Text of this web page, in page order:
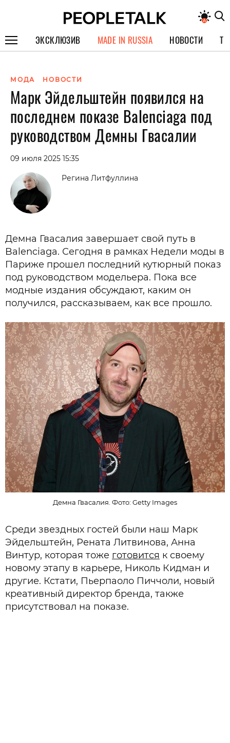
ЭКСКЛЮЗИВ
СПЕЦПРОЕКТЫ
ИНТЕРВЬЮ
ПОКОЛЕНИЕ
MADE IN RUSSIA НОВОСТИ
МОДА НОВОСТИ
Марк Эйдельштейн появился на
последнем показе Balenciaga под
руководством Демны Гвасалии
09 июля 2025 15:35
Регина Литфуллина
Демна Гвасалия завершает свой путь в
Balenciaga. Сегодня в рамках Недели моды в
Париже прошел последний кутюрный показ
под руководством модельера. Пока все
модные издания обсуждают, каким он
получился, рассказываем, как все прошло.
Демна Гвасалия. Фото: Getty Images
Среди звездных гостей были наш Марк
Эйдельштейн, Рената Литвинова, Анна
Винтур, которая тоже готовится к своему
новому этапу в карьере, Николь Кидман и
другие. Кстати, Пьерпаоло Пиччоли, новый
креативный директор бренда, также
присутствовал на показе.